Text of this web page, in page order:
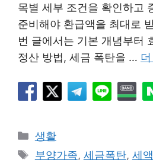
목별 세부 조건을 확인하고
준비해야 환급액을 최대로
번 글에서는 기본 개념부터
정산 방법, 세금 폭탄을 …
카
테
생활
태
부양가족, 세금폭탄, 세